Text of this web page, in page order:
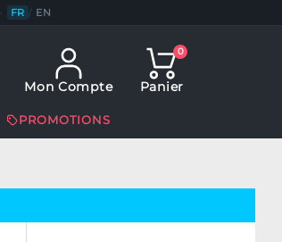
FR / EN
Mon Compte
0
Panier
PROMOTIONS